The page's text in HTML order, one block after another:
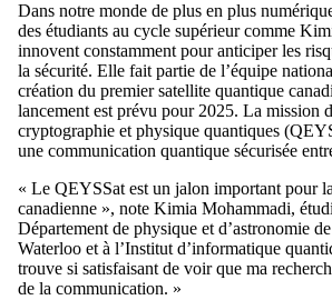
Dans notre monde de plus en plus
des étudiants au cycle supérieur comme
innovent constamment pour anticiper les
la sécurité. Elle fait partie de l’équipe
création du premier satellite quantique
lancement est prévu pour 2025. La mission
cryptographie et physique quantiques
une communication quantique sécurisée
« Le QEYSSat est un jalon important pour
canadienne », note Kimia Mohammadi,
Département de physique et d’astronomie
Waterloo et à l’Institut d’informatique
trouve si satisfaisant de voir que ma
de la communication. »